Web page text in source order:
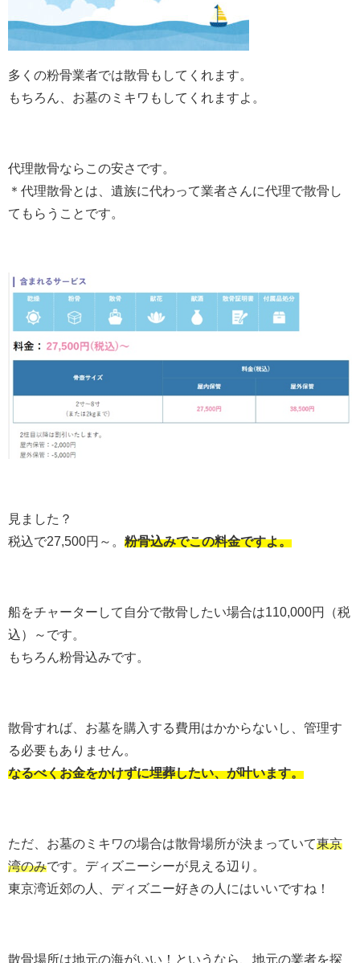
多くの粉骨業者では散骨もしてくれます。
もちろん、お墓のミキワもしてくれますよ。
代理散骨ならこの安さです。
＊代理散骨とは、遺族に代わって業者さんに代理で散骨し
てもらうことです。
見ました？
税込で27,500円～。 粉骨込みでこの料金ですよ。
船をチャーターして自分で散骨したい場合は110,000円（税
込）～です。
もちろん粉骨込みです。
散骨すれば、お墓を購入する費用はかからないし、管理す
る必要もありません。
なるべくお金をかけずに埋葬したい、が叶います。
ただ、お墓のミキワの場合は散骨場所が決まっていて東京
湾のみです。ディズニーシーが見える辺り。
東京湾近郊の人、ディズニー好きの人にはいいですね！
散骨場所は地元の海がいい！というなら、地元の業者を探